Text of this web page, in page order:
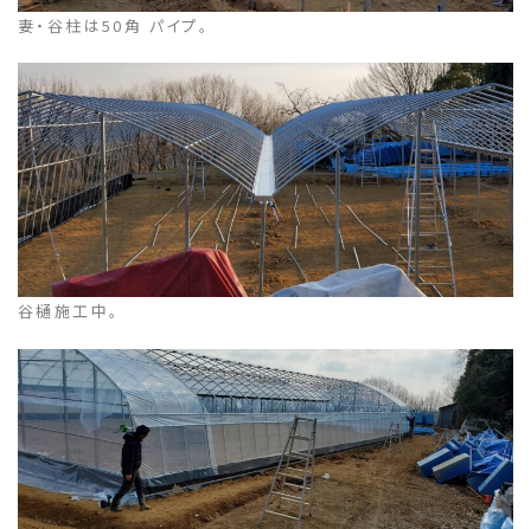
妻・谷柱は50角 パイプ。
谷樋施工中。